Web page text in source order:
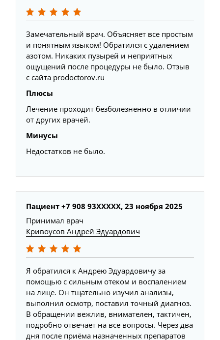
Замечательный врач. Объясняет все простым
и понятным языком! Обратился с удалением
азотом. Никаких пузырей и неприятных
ощущений после процедуры не было. Отзыв
с сайта prodoctorov.ru
Плюсы
Лечение проходит безболезненно в отличии
от других врачей.
Минусы
Недостатков не было.
Пациент +7 908 93XXXXX, 23 ноября 2025
Принимал врач
Кривоусов Андрей Эдуардович
Я обратился к Андрею Эдуардовичу за
помощью с сильным отеком и воспалением
на лице. Он тщательно изучил анализы​,
выполнил осмотр, поставил точный диагноз.
В обращении вежлив, внимателен, тактичен,
подробно отвечает на все вопросы. Через два
дня после приёма назначенных препаратов